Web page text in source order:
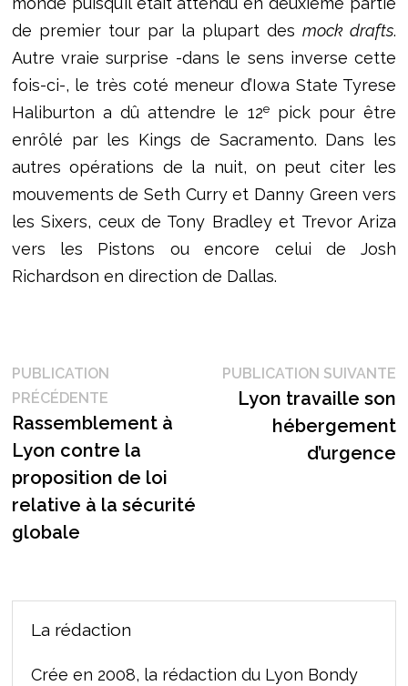
de premier tour par la plupart desmock drafts.
Autre vraie surprise -dans le sens inverse cette
fois-ci-, le très coté meneur d’Iowa State Tyrese
Haliburton a dû attendre le 12epick pour être
enrôlé par les Kings de Sacramento. Dans les
autres opérations de la nuit, on peut citer les
mouvements de Seth Curry et Danny Green vers
les Sixers, ceux de Tony Bradley et Trevor Ariza
vers les Pistons ou encore celui de Josh
Richardson en direction de Dallas.
Navigation
de
l’article
PUBLICATION
PRÉCÉDENTEPublication
précédente :
Rassemblement à
Lyon contre la
proposition de loi
relative à la sécurité
globale
PUBLICATION SUIVANTE
Lyon travaille son
hébergement
d’urgence
La rédaction
Crée en 2008, la rédaction du Lyon Bondy